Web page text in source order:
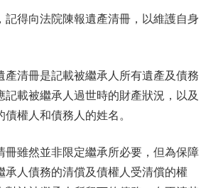
記得向法院陳報遺產清冊，以維護自身
產清冊是記載被繼承人所有遺產及債務
記載被繼承人過世時的財產狀況，以及
權人和債務人的姓名。
冊雖然並非限定繼承所必要，但為保障
承人債務的清償及債權人受清償的權